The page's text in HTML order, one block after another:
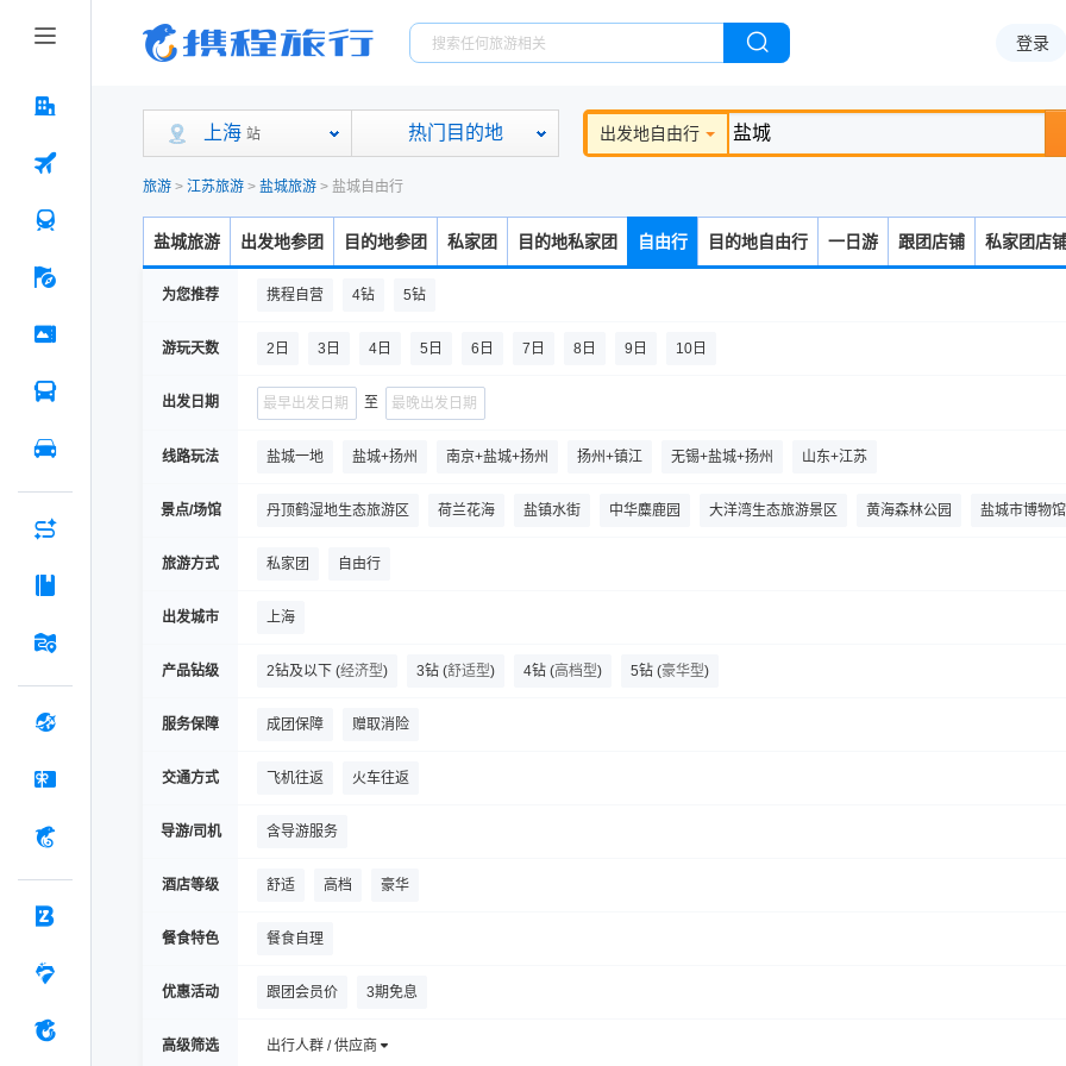
登录
上海 站 热门目的地 出发地自由行
旅游 > 江苏旅游 > 盐城旅游 > 盐城自由行
盐城旅游 出发地参团 目的地参团 私家团 目的地私家团 自由行 目的地自由行 一日游 跟团店铺 私家团店
为您推荐 携程自营 4钻 5钻
游玩天数 2日 3日 4日 5日 6日 7日 8日 9日 10日
出发日期 至
线路玩法 盐城一地 盐城+扬州 南京+盐城+扬州 扬州+镇江 无锡+盐城+扬州 山东+江苏
景点/场馆 丹顶鹤湿地生态旅游区 荷兰花海 盐镇水街 中华麋鹿园 大洋湾生态旅游景区 黄海森林公园 盐城市博物馆
盐城博物馆-盐梅堂
旅游方式 私家团 自由行
出发城市 上海
产品钻级 2钻及以下 (经济型) 3钻 (舒适型) 4钻 (高档型) 5钻 (豪华型)
服务保障 成团保障 赠取消险
交通方式 飞机往返 火车往返
导游/司机 含导游服务
酒店等级 舒适 高档 豪华
餐食特色 餐食自理
优惠活动 跟团会员价 3期免息
高级筛选 出行人群 / 供应商